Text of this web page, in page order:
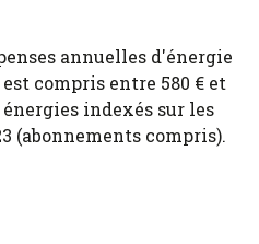
annuelles d'énergie
compris entre 580 € et
indexés sur les
(abonnements compris).